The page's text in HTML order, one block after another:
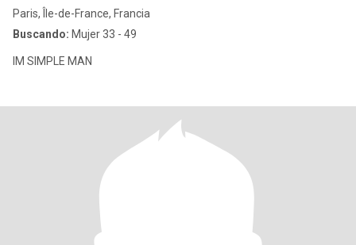
Paris, Île-de-France, Francia
Buscando: Mujer 33 - 49
IM SIMPLE MAN